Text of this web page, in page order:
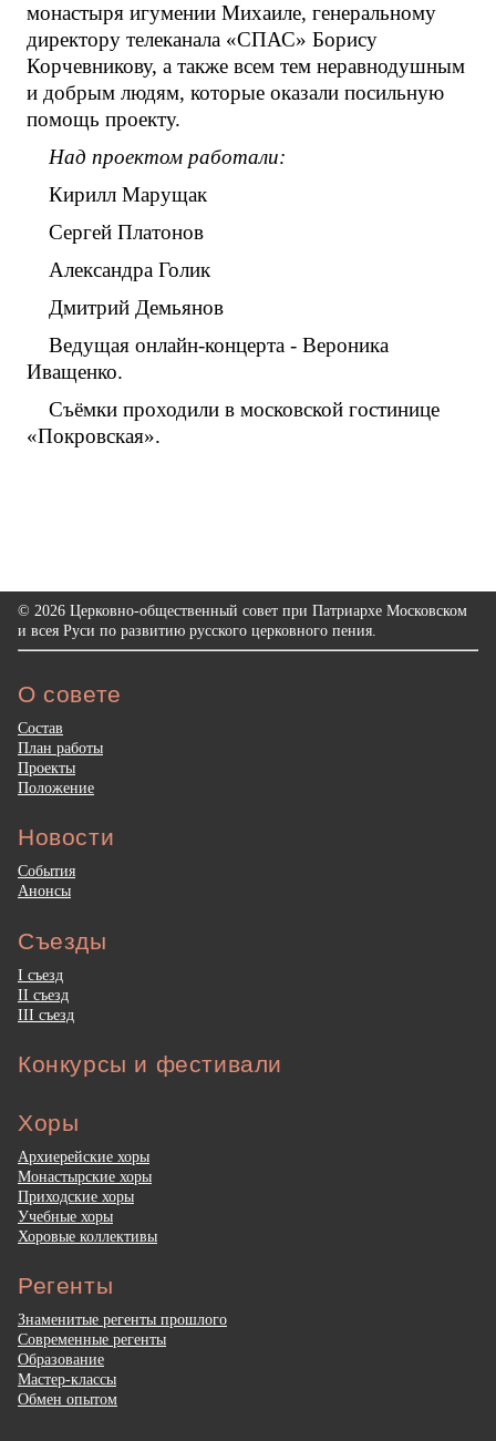
монастыря игумении Михаиле, генеральному
директору телеканала «СПАС» Борису
Корчевникову, а также всем тем неравнодушным
и добрым людям, которые оказали посильную
помощь проекту.
Над проектом работали:
Кирилл Марущак
Сергей Платонов
Александра Голик
Дмитрий Демьянов
Ведущая онлайн-концерта - Вероника
Иващенко.
Съёмки проходили в московской гостинице
«Покровская».
© 2026 Церковно-общественный совет при Патриархе Московском
и всея Руси по развитию русского церковного пения.
О совете
Состав
План работы
Проекты
Положение
Новости
События
Анонсы
Съезды
I съезд
II съезд
III съезд
Конкурсы и фестивали
Хоры
Архиерейские хоры
Монастырские хоры
Приходские хоры
Учебные хоры
Хоровые коллективы
Регенты
Знаменитые регенты прошлого
Современные регенты
Образование
Мастер-классы
Обмен опытом